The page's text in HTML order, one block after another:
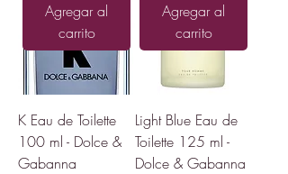
Agregar al
carrito
K Eau de Toilette
100 ml - Dolce &
Gabanna
Agregar al
carrito
Light Blue Eau de
Toilette 125 ml -
Dolce & Gabanna